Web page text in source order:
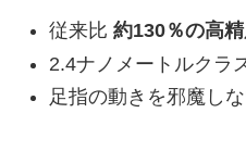
従来比 約130％の高
2.4ナノメートルクラ
足指の動きを邪魔し